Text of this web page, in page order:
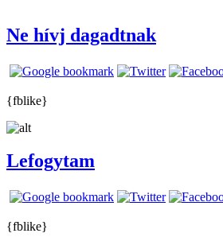
Ne hívj dagadtnak
{fblike}
Lefogytam
{fblike}